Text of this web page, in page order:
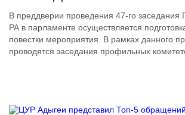
В преддверии проведения 47-го заседания
РА в парламенте осуществляется
повестки мероприятия. В рамках данного
проводятся заседания профильных